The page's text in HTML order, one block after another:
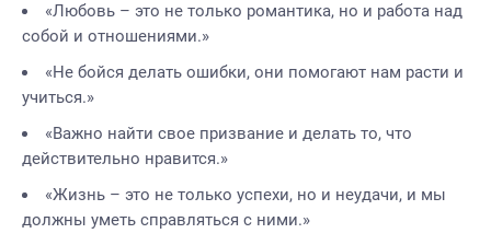
«Любовь – это не только романтика, но и работа над
собой и отношениями.»
«Не бойся делать ошибки, они помогают нам расти и
учиться.»
«Важно найти свое призвание и делать то, что
действительно нравится.»
«Жизнь – это не только успехи, но и неудачи, и мы
должны уметь справляться с ними.»